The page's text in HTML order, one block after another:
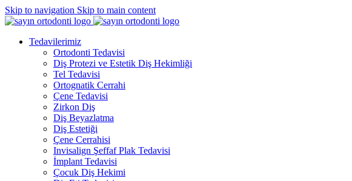
Skip to navigation Skip to main content
Tedavilerimiz
Ortodonti Tedavisi
Diş Protezi ve Estetik Diş Hekimliği
Tel Tedavisi
Ortognatik Cerrahi
Çene Tedavisi
Zirkon Diş
Diş Beyazlatma
Diş Estetiği
Çene Cerrahisi
Invisalign Şeffaf Plak Tedavisi
İmplant Tedavisi
Çocuk Diş Hekimi